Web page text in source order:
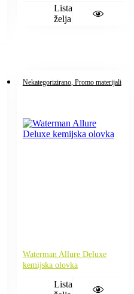
Lista
želja
Nekategorizirano, Promo materijali
Waterman Allure Deluxe
kemijska olovka
Lista